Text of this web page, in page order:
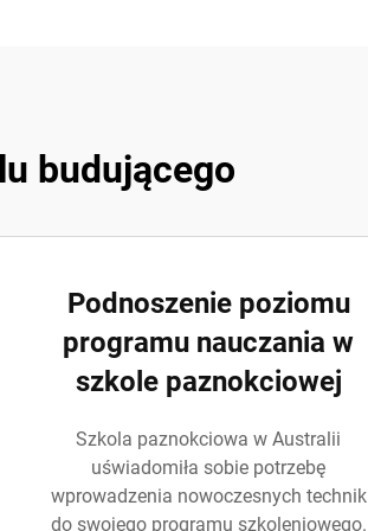
budującego
Podnoszenie poziomu
programu nauczania w
szkole paznokciowej
Szkola paznokciowa w Australii
uświadomiła sobie potrzebę
wprowadzenia nowoczesnych technik
do swojego programu szkoleniowego.